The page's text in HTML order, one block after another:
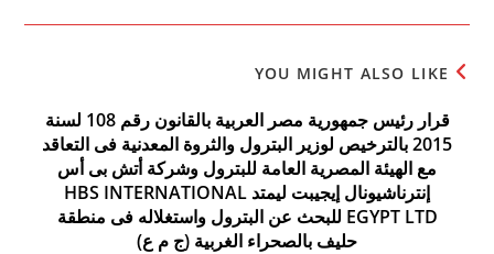
YOU MIGHT ALSO LIKE
قرار رئيس جمهورية مصر العربية بالقانون رقم 108 لسنة
2015 بالترخيص لوزير البترول والثروة المعدنية فى التعاقد
مع الهيئة المصرية العامة للبترول وشركة أتش بى أس
إنترناشيونال إيجيبت ليمتد HBS INTERNATIONAL
EGYPT LTD للبحث عن البترول واستغلاله فى منطقة
حليف بالصحراء الغربية (ج م ع)